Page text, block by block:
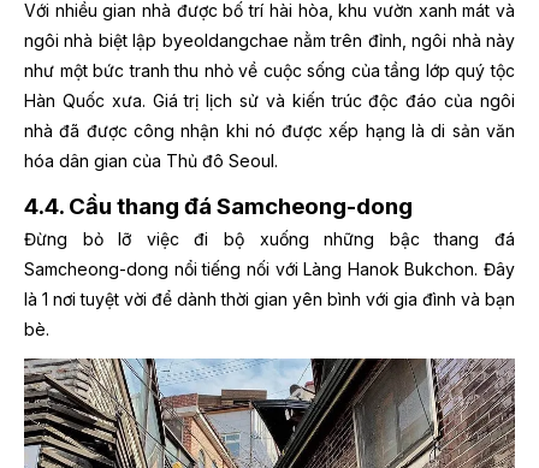
Với nhiều gian nhà được bố trí hài hòa, khu vườn xanh mát và
ngôi nhà biệt lập byeoldangchae nằm trên đỉnh, ngôi nhà này
như một bức tranh thu nhỏ về cuộc sống của tầng lớp quý tộc
Hàn Quốc xưa. Giá trị lịch sử và kiến trúc độc đáo của ngôi
nhà đã được công nhận khi nó được xếp hạng là di sản văn
hóa dân gian của Thủ đô Seoul.
4.4. Cầu thang đá Samcheong-dong
Đừng bỏ lỡ việc đi bộ xuống những bậc thang đá
Samcheong-dong nổi tiếng nối với Làng Hanok Bukchon. Đây
là 1 nơi tuyệt vời để dành thời gian yên bình với gia đình và bạn
bè.